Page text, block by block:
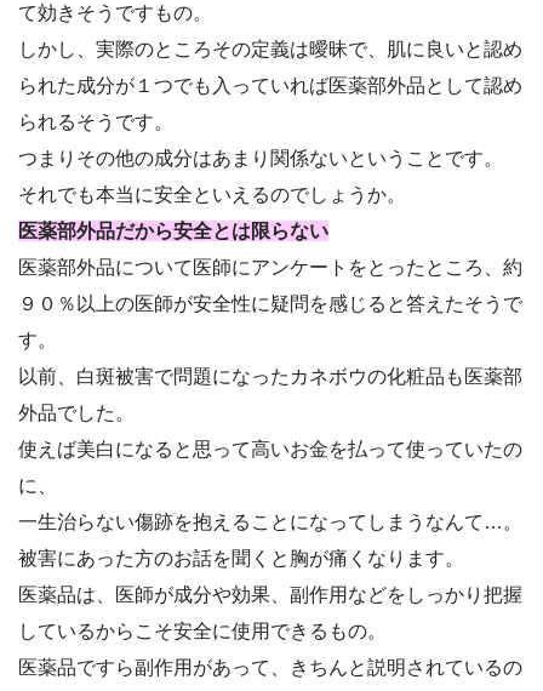
て効きそうですもの。
しかし、実際のところその定義は曖昧で、肌に良いと認め
られた成分が１つでも入っていれば医薬部外品として認め
られるそうです。
つまりその他の成分はあまり関係ないということです。
それでも本当に安全といえるのでしょうか。
医薬部外品だから安全とは限らない
医薬部外品について医師にアンケートをとったところ、約
９０％以上の医師が安全性に疑問を感じると答えたそうで
す。
以前、白斑被害で問題になったカネボウの化粧品も医薬部
外品でした。
使えば美白になると思って高いお金を払って使っていたの
に、
一生治らない傷跡を抱えることになってしまうなんて…。
被害にあった方のお話を聞くと胸が痛くなります。
医薬品は、医師が成分や効果、副作用などをしっかり把握
しているからこそ安全に使用できるもの。
医薬品ですら副作用があって、きちんと説明されているの